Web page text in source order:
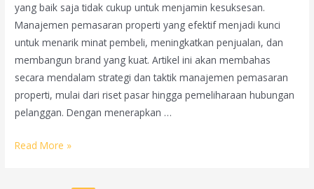
yang baik saja tidak cukup untuk menjamin kesuksesan.
Manajemen pemasaran properti yang efektif menjadi kunci
untuk menarik minat pembeli, meningkatkan penjualan, dan
membangun brand yang kuat. Artikel ini akan membahas
secara mendalam strategi dan taktik manajemen pemasaran
properti, mulai dari riset pasar hingga pemeliharaan hubungan
pelanggan. Dengan menerapkan …
Manajemen
Read More »